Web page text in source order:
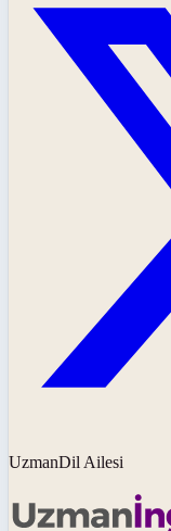
UzmanDil Ailesi